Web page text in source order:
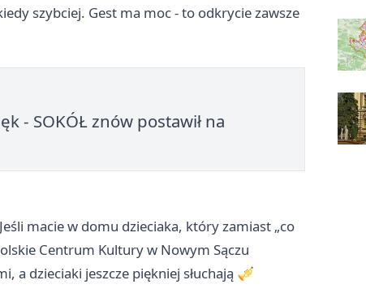
szybciej. Gest ma moc - to odkrycie zawsze
- SOKÓŁ znów postawił na
macie w domu dzieciaka, który zamiast „co
Centrum Kultury w Nowym Sączu
a dzieciaki jeszcze piękniej słuchają 🎺